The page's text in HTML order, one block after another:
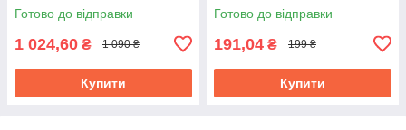
Готово до відправки
1 024,60 ₴ 1 090 ₴
Купити
Готово до відправки
191,04 ₴ 199 ₴
Купити